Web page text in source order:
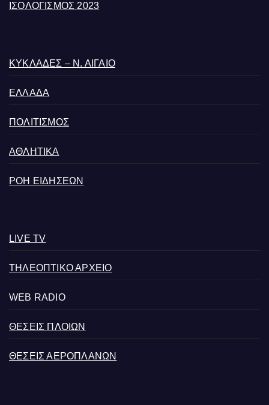
ΙΣΟΛΟΓΙΣΜΟΣ 2023
ΚΥΚΛΑΔΕΣ – Ν. ΑΙΓΑΙΟ
ΕΛΛΑΔΑ
ΠΟΛΙΤΙΣΜΟΣ
ΑΘΛΗΤΙΚΑ
ΡΟΗ ΕΙΔΗΣΕΩΝ
LIVE TV
ΤΗΛΕΟΠΤΙΚΟ ΑΡΧΕΙΟ
WEB RADIO
ΘΕΣΕΙΣ ΠΛΟΙΩΝ
ΘΕΣΕΙΣ ΑΕΡΟΠΛΑΝΩΝ